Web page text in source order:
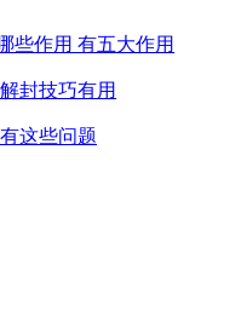
些作用 有五大作用
封技巧有用
这些问题